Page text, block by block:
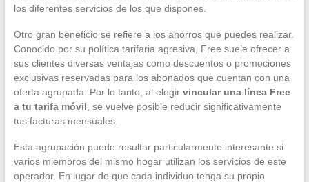
los diferentes servicios de los que dispones.
Otro gran beneficio se refiere a los ahorros que puedes realizar.
Conocido por su política tarifaria agresiva, Free suele ofrecer a
sus clientes diversas ventajas como descuentos o promociones
exclusivas reservadas para los abonados que cuentan con una
oferta agrupada. Por lo tanto, al elegir vincular una línea Free
a tu tarifa móvil , se vuelve posible reducir significativamente
tus facturas mensuales.
Esta agrupación puede resultar particularmente interesante si
varios miembros del mismo hogar utilizan los servicios de este
operador. En lugar de que cada individuo tenga su propio